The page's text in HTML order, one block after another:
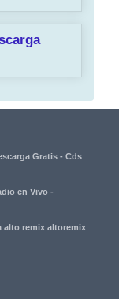
Gratis - Cds
en Vivo -
alto remix altoremix